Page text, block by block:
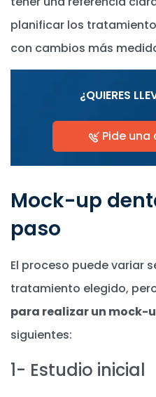
planificar los
con cambios más
¿QUIERES
Pide
Mock-up
paso
El proceso puede variar
tratamiento elegido,
para realizar un mock-
siguientes:
1- Estudio inicial